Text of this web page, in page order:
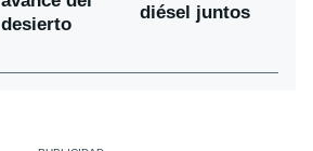
desierto
diésel juntos